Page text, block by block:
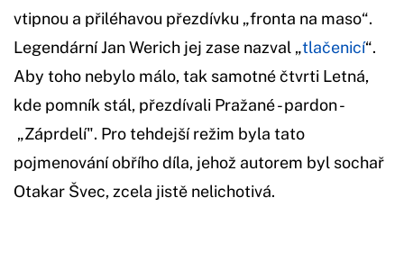
vtipnou a přiléhavou přezdívku „fronta na maso“.
Legendární Jan Werich jej zase nazval „tlačenicí“.
Aby toho nebylo málo, tak samotné čtvrti Letná,
kde pomník stál, přezdívali Pražané - pardon -
„Záprdelí". Pro tehdejší režim byla tato
pojmenování obřího díla, jehož autorem byl sochař
Otakar Švec, zcela jistě nelichotivá.